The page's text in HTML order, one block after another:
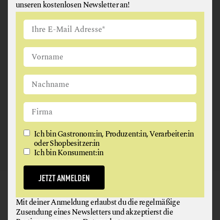
ANGUS & ARTHUR
FLEISCH + FLEISCHERZEUGNISSE
2326 Maria Lanzendorf
GAUMEN HOCH
NEWSLETTER
unseren kostenlosen Newsletter an!
Ich bin Gastronom:in, Produzent:in, Verarbeiter:in
oder Shopbesitzer:in
Ich bin Konsument:in
JETZT ANMELDEN
Mit deiner Anmeldung erlaubst du die regelmäßige
Zusendung eines Newsletters und akzeptierst die